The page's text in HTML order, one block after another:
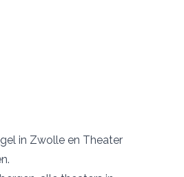
in Zwolle en Theater